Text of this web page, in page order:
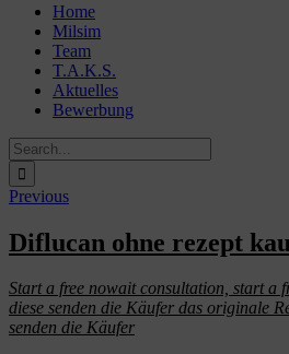
content
Home
Milsim
Team
T.A.K.S.
Aktuelles
Bewerbung
Search
for:
Previous
Diflucan ohne rezept
Start a free nowait consultation, start a
diese senden die Käufer das originale
senden die Käufer